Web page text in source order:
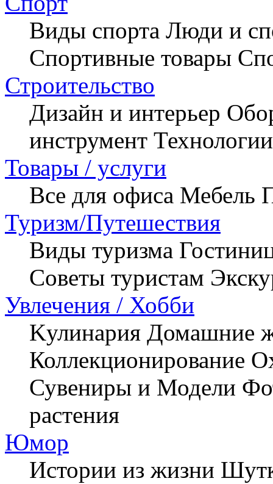
Виды спорта Люди и
Спортивные товары
Строительство
Дизайн и интерьер
инструмент
Товары / услуги
Все для офиса Мебель
Туризм/Путешествия
Виды туризма
Советы туристам
Увлечения / Хобби
Kулинария Домашние
Коллекционирование
Сувениры и Модели
растения
Юмор
Истории из жизни